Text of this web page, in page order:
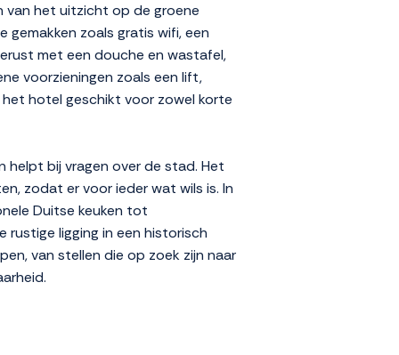
van het uitzicht op de groene
gemakken zoals gratis wifi, een
met een douche en wastafel,
voorzieningen zoals een lift,
hotel geschikt voor zowel korte
helpt bij vragen over de stad. Het
zodat er voor ieder wat wils is. In
Duitse keuken tot
rustige ligging in een historisch
van stellen die op zoek zijn naar